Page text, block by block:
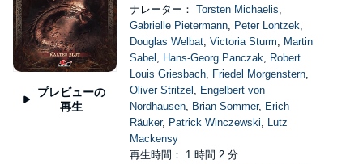
プレビューの
再生
ナレーター： Torsten Michaelis,
Gabrielle Pietermann, Peter Lontzek,
Douglas Welbat, Victoria Sturm, Martin
Sabel , Hans-Georg Panczak, Robert
Louis Griesbach, Friedel Morgenstern,
Oliver Stritzel , Engelbert von
Nordhausen, Brian Sommer, Erich
Räuker, Patrick Winczewski, Lutz
Mackensy
再生時間： 1 時間 2 分